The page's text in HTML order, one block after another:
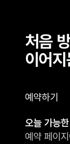
처음
이어
예약하기
오늘 가능
예약 페이